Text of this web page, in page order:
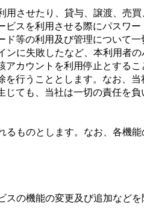
させたり、貸与、譲渡、売
スを利⽤させる際にパスワ
等の利⽤及び管理について⼀
ンに失敗したなど、本利⽤者
カウントを利⽤停⽌とする
⾏うこととします。なお、
ても、当社は⼀切の責任を負
るものとします。なお、各機
の機能の変更及び追加など